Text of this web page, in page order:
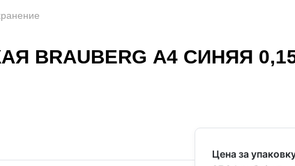
BRAUBERG А4 СИНЯЯ
Цена за